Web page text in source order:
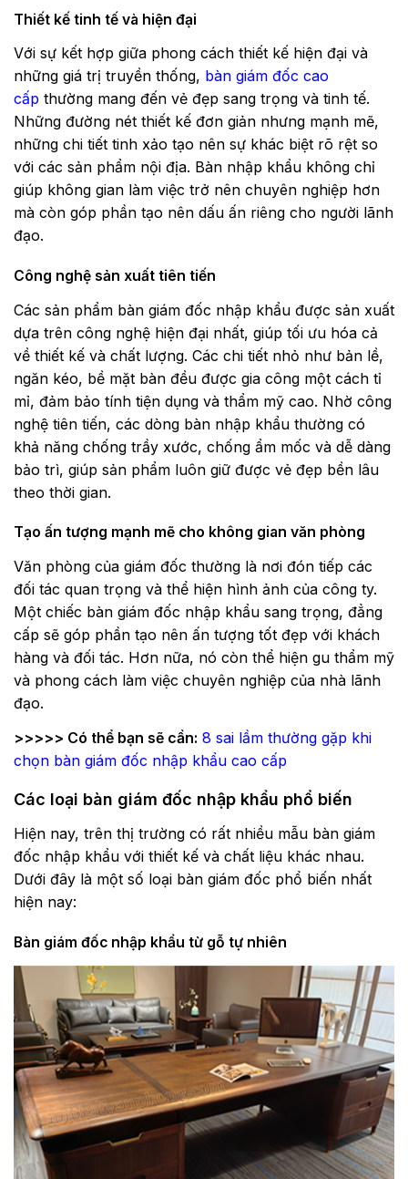
Thiết kế tinh tế và hiện đại
Với sự kết hợp giữa phong cách thiết kế hiện đại và
những giá trị truyền thống, bàn giám đốc cao
cấp thường mang đến vẻ đẹp sang trọng và tinh tế.
Những đường nét thiết kế đơn giản nhưng mạnh mẽ,
những chi tiết tinh xảo tạo nên sự khác biệt rõ rệt so
với các sản phẩm nội địa. Bàn nhập khẩu không chỉ
giúp không gian làm việc trở nên chuyên nghiệp hơn
mà còn góp phần tạo nên dấu ấn riêng cho người lãnh
đạo.
Công nghệ sản xuất tiên tiến
Các sản phẩm bàn giám đốc nhập khẩu được sản xuất
dựa trên công nghệ hiện đại nhất, giúp tối ưu hóa cả
về thiết kế và chất lượng. Các chi tiết nhỏ như bản lề,
ngăn kéo, bề mặt bàn đều được gia công một cách tỉ
mỉ, đảm bảo tính tiện dụng và thẩm mỹ cao. Nhờ công
nghệ tiên tiến, các dòng bàn nhập khẩu thường có
khả năng chống trầy xước, chống ẩm mốc và dễ dàng
bảo trì, giúp sản phẩm luôn giữ được vẻ đẹp bền lâu
theo thời gian.
Tạo ấn tượng mạnh mẽ cho không gian văn phòng
Văn phòng của giám đốc thường là nơi đón tiếp các
đối tác quan trọng và thể hiện hình ảnh của công ty.
Một chiếc bàn giám đốc nhập khẩu sang trọng, đẳng
cấp sẽ góp phần tạo nên ấn tượng tốt đẹp với khách
hàng và đối tác. Hơn nữa, nó còn thể hiện gu thẩm mỹ
và phong cách làm việc chuyên nghiệp của nhà lãnh
đạo.
>>>>> Có thể bạn sẽ cần: 8 sai lầm thường gặp khi
chọn bàn giám đốc nhập khẩu cao cấp
Các loại bàn giám đốc nhập khẩu phổ biến
Hiện nay, trên thị trường có rất nhiều mẫu bàn giám
đốc nhập khẩu với thiết kế và chất liệu khác nhau.
Dưới đây là một số loại bàn giám đốc phổ biến nhất
hiện nay:
Bàn giám đốc nhập khẩu từ gỗ tự nhiên